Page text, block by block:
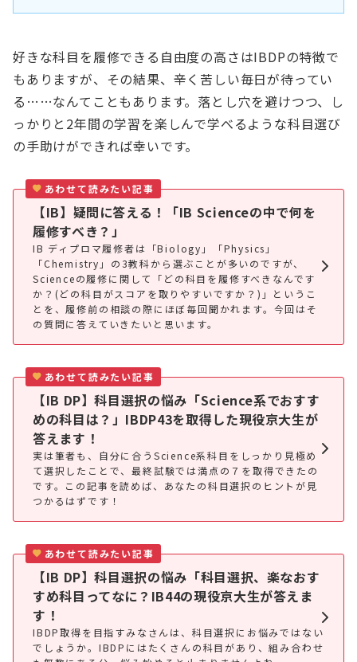
好きな科目を履修できる自由度の高さはIBDPの特徴で
もありますが、その結果、辛く苦しい毎日が待ってい
る……なんてこともあります。落とし穴を避けつつ、し
っかりと2年間の学習を楽しんで学べるような科目選び
の手助けができれば幸いです。
あわせて読みたい記事
【IB】疑問に答える！「IB Scienceの中で何を
履修すべき？」
IB ディプロマ履修者は「Biology」「Physics」
「Chemistry」の3教科から選ぶことが多いのですが、
Scienceの履修に関して「どの科目を履修すべきなんです
か？(どの科目がスコアを取りやすいですか？)」というこ
とを、履修前の相談の際にほぼ毎回聞かれます。今回はそ
の質問に答えていきたいと思います。
あわせて読みたい記事
【IB DP】科目選択の悩み「Science系でおすす
めの科目は？」IBDP43を取得した現役京大生が
答えます！
実は筆者も、自分に合うScience系科目をしっかり見極め
て選択したことで、最終試験では満点の７を取得できたの
です。この記事を読めば、あなたの科目選択のヒントが見
つかるはずです！
あわせて読みたい記事
【IB DP】科目選択の悩み「科目選択、楽なおす
すめ科目ってなに？IB44の現役京大生が答えま
す！
IBDP取得を目指すみなさんは、科目選択にお悩みではない
でしょうか。IBDPにはたくさんの科目があり、組み合わせ